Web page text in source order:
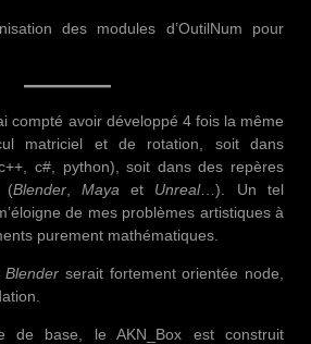
des modules d’OutilNum pour
compté avoir développé 4 fois la même
matriciel et de rotation, soit dans
c#, python), soit dans des repères
(Blender, Maya et Unreal…). Un tel
de mes problèmes artistiques à
purement mathématiques.
Blender serait fortement orientée node,
de base, le AKN_Box est construit